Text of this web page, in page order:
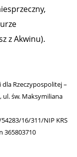
z Akwinu).
Rzeczypospolitej –
ul. św. Maksymiliana
16/311/NIP KRS
365803710